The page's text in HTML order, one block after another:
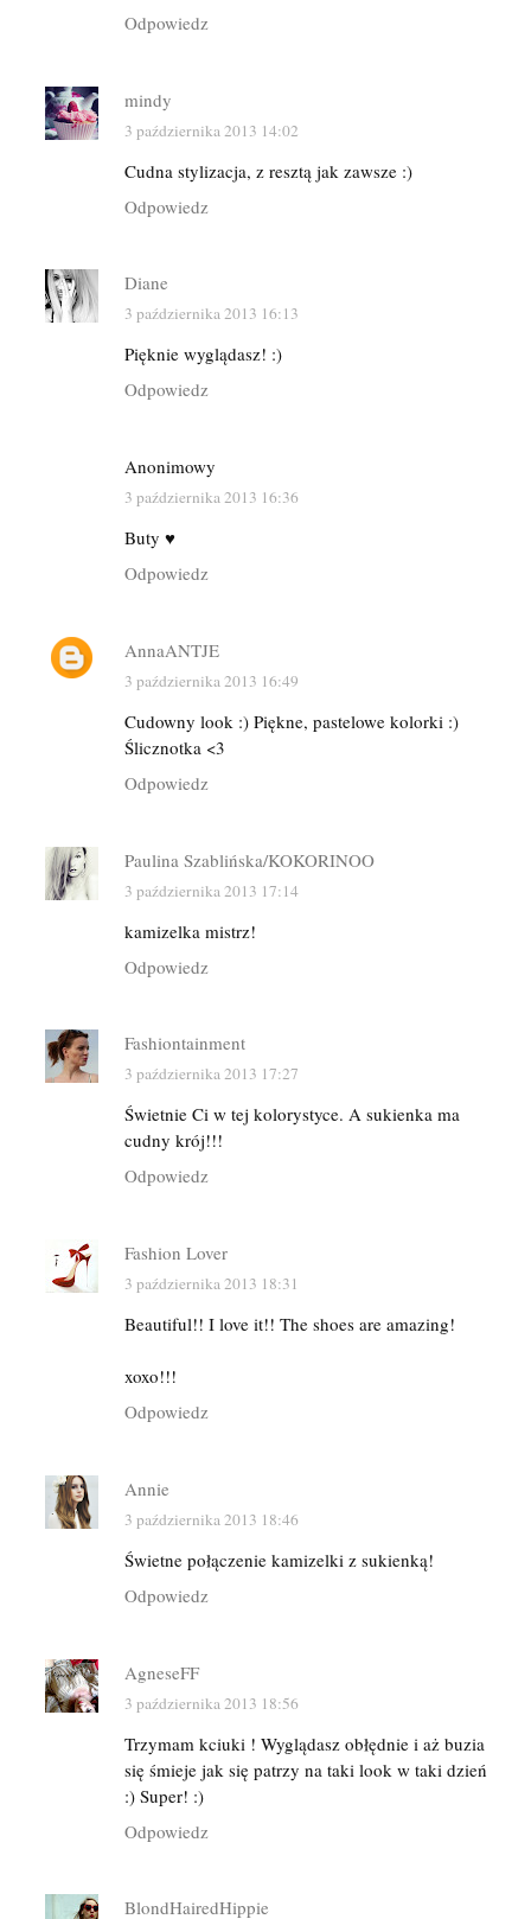
Odpowiedz
mindy
3 października 2013 14:02
Cudna stylizacja, z resztą jak zawsze :)
Odpowiedz
Diane
3 października 2013 16:13
Pięknie wyglądasz! :)
Odpowiedz
Anonimowy
3 października 2013 16:36
Buty ♥
Odpowiedz
AnnaANTJE
3 października 2013 16:49
Cudowny look :) Piękne, pastelowe kolorki :)
Ślicznotka <3
Odpowiedz
Paulina Szablińska/KOKORINOO
3 października 2013 17:14
kamizelka mistrz!
Odpowiedz
Fashiontainment
3 października 2013 17:27
Świetnie Ci w tej kolorystyce. A sukienka ma
cudny krój!!!
Odpowiedz
Fashion Lover
3 października 2013 18:31
Beautiful!! I love it!! The shoes are amazing!
xoxo!!!
Odpowiedz
Annie
3 października 2013 18:46
Świetne połączenie kamizelki z sukienką!
Odpowiedz
AgneseFF
3 października 2013 18:56
Trzymam kciuki ! Wyglądasz obłędnie i aż buzia
się śmieje jak się patrzy na taki look w taki dzień
:) Super! :)
Odpowiedz
BlondHairedHippie